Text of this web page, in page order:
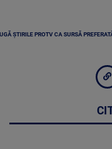
ȘTIRILE PROTV CA SURSĂ